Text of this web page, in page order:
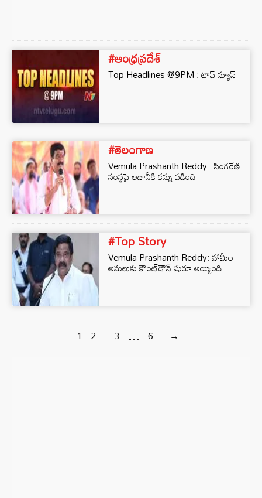
#ఆంధ్రప్రదేశ్
Top Headlines @9PM : టాప్ న్యూస్
#తెలంగాణ
Vemula Prashanth Reddy : సింగరేణి
సంస్థపై అదానీకి కన్ను పడింది
#Top Story
Vemula Prashanth Reddy: హామీల
అమలుకు కౌంట్‌⁬డౌన్‌ షురూ అయ్యింది
1 2 3 … 6 →